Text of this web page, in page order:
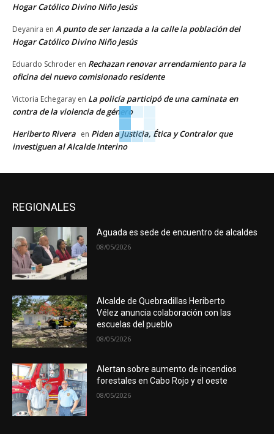
Hogar Católico Divino Niño Jesús
Deyanira en A punto de ser lanzada a la calle la población del
Hogar Católico Divino Niño Jesús
Eduardo Schroder en Rechazan renovar arrendamiento para la
oficina del nuevo comisionado residente
Victoria Echegaray en La policía participó de una caminata en
contra de la violencia de género
Heriberto Rivera en Piden a Justicia, Ética y Contralor que
investiguen al Alcalde Interino
REGIONALES
Aguada es sede de encuentro de alcaldes
08/05/2026
Alcalde de Quebradillas Heriberto
Vélez anuncia colaboración con las
escuelas del pueblo
08/05/2026
Alertan sobre aumento de incendios
forestales en Cabo Rojo y el oeste
08/05/2026